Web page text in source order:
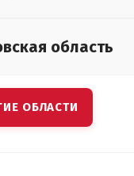
область
ОБЛАСТИ